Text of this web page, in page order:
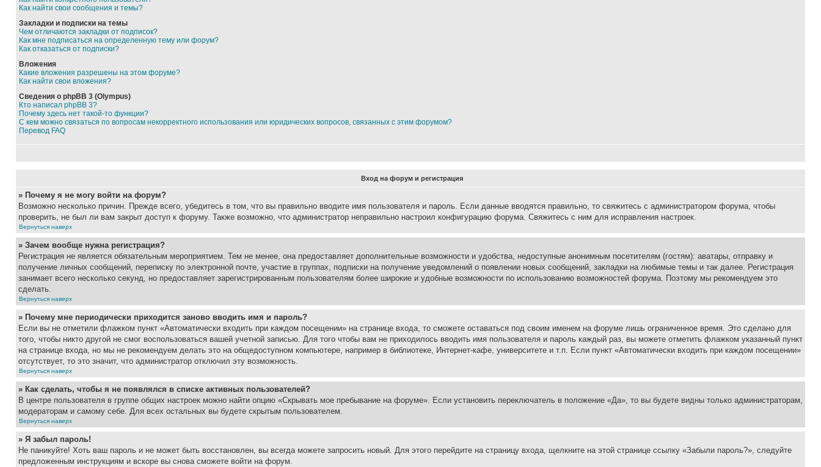
Как найти свои сообщения и темы?
Закладки и подписки на темы
Чем отличаются закладки от подписок?
Как мне подписаться на определенную тему или форум?
Как отказаться от подписки?
Вложения
Какие вложения разрешены на этом форуме?
Как найти свои вложения?
Сведения о phpBB 3 (Olympus)
Кто написал phpBB 3?
Почему здесь нет такой-то функции?
С кем можно связаться по вопросам некорректного использования или юридических вопросов, связанных с этим форумом?
Перевод FAQ
Вход на форум и регистрация
» Почему я не могу войти на форум?
Возможно несколько причин. Прежде всего, убедитесь в том, что вы правильно вводите имя пользователя и пароль. Если данные вводятся правильно, то свяжитесь с администратором форума, чтобы
проверить, не был ли вам закрыт доступ к форуму. Также возможно, что администратор неправильно настроил конфигурацию форума. Свяжитесь с ним для исправления настроек.
Вернуться наверх
» Зачем вообще нужна регистрация?
Регистрация не является обязательным мероприятием. Тем не менее, она предоставляет дополнительные возможности и удобства, недоступные анонимным посетителям (гостям): аватары, отправку и
получение личных сообщений, переписку по электронной почте, участие в группах, подписки на получение уведомлений о появлении новых сообщений, закладки на любимые темы и так далее. Регистрация
занимает всего несколько секунд, но предоставляет зарегистрированным пользователям более широкие и удобные возможности по использованию возможностей форума. Поэтому мы рекомендуем это
сделать.
Вернуться наверх
» Почему мне периодически приходится заново вводить имя и пароль?
Если вы не отметили флажком пункт «Автоматически входить при каждом посещении» на странице входа, то сможете оставаться под своим именем на форуме лишь ограниченное время. Это сделано для
того, чтобы никто другой не смог воспользоваться вашей учетной записью. Для того чтобы вам не приходилось вводить имя пользователя и пароль каждый раз, вы можете отметить флажком указанный пункт
на странице входа, но мы не рекомендуем делать это на общедоступном компьютере, например в библиотеке, Интернет-кафе, университете и т.п. Если пункт «Автоматически входить при каждом посещении»
отсутствует, то это значит, что администратор отключил эту возможность.
Вернуться наверх
» Как сделать, чтобы я не появлялся в списке активных пользователей?
В центре пользователя в группе общих настроек можно найти опцию «Скрывать мое пребывание на форуме». Если установить переключатель в положение «Да», то вы будете видны только администраторам,
модераторам и самому себе. Для всех остальных вы будете скрытым пользователем.
Вернуться наверх
» Я забыл пароль!
Не паникуйте! Хоть ваш пароль и не может быть восстановлен, вы всегда можете запросить новый. Для этого перейдите на страницу входа, щелкните на этой странице ссылку «Забыли пароль?», следуйте
предложенным инструкциям и вскоре вы снова сможете войти на форум.